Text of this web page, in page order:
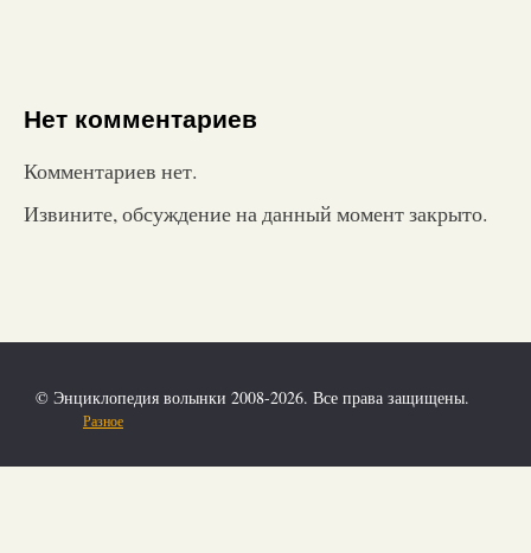
Нет комментариев
Комментариев нет.
Извините, обсуждение на данный момент закрыто.
© Энциклопедия волынки 2008-2026. Все права защищены.
Разное